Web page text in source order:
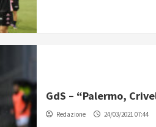
GdS – “Palermo,
Redazione 24/03/2021 07:44